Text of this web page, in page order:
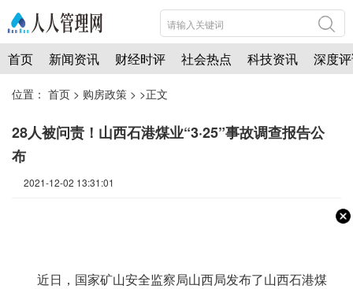
首页 新闻资讯 财经时评 社会热点 科技资讯 深度
位置： 首页 > 购房政策 > >正文
28人被问责！山西石港煤业“3·25”事故调查报告公
布
2021-12-02 13:31:01
近日，国家矿山安全监察局山西局发布了山西石港煤